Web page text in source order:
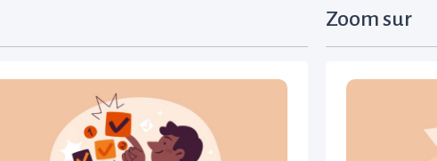
Zoom sur